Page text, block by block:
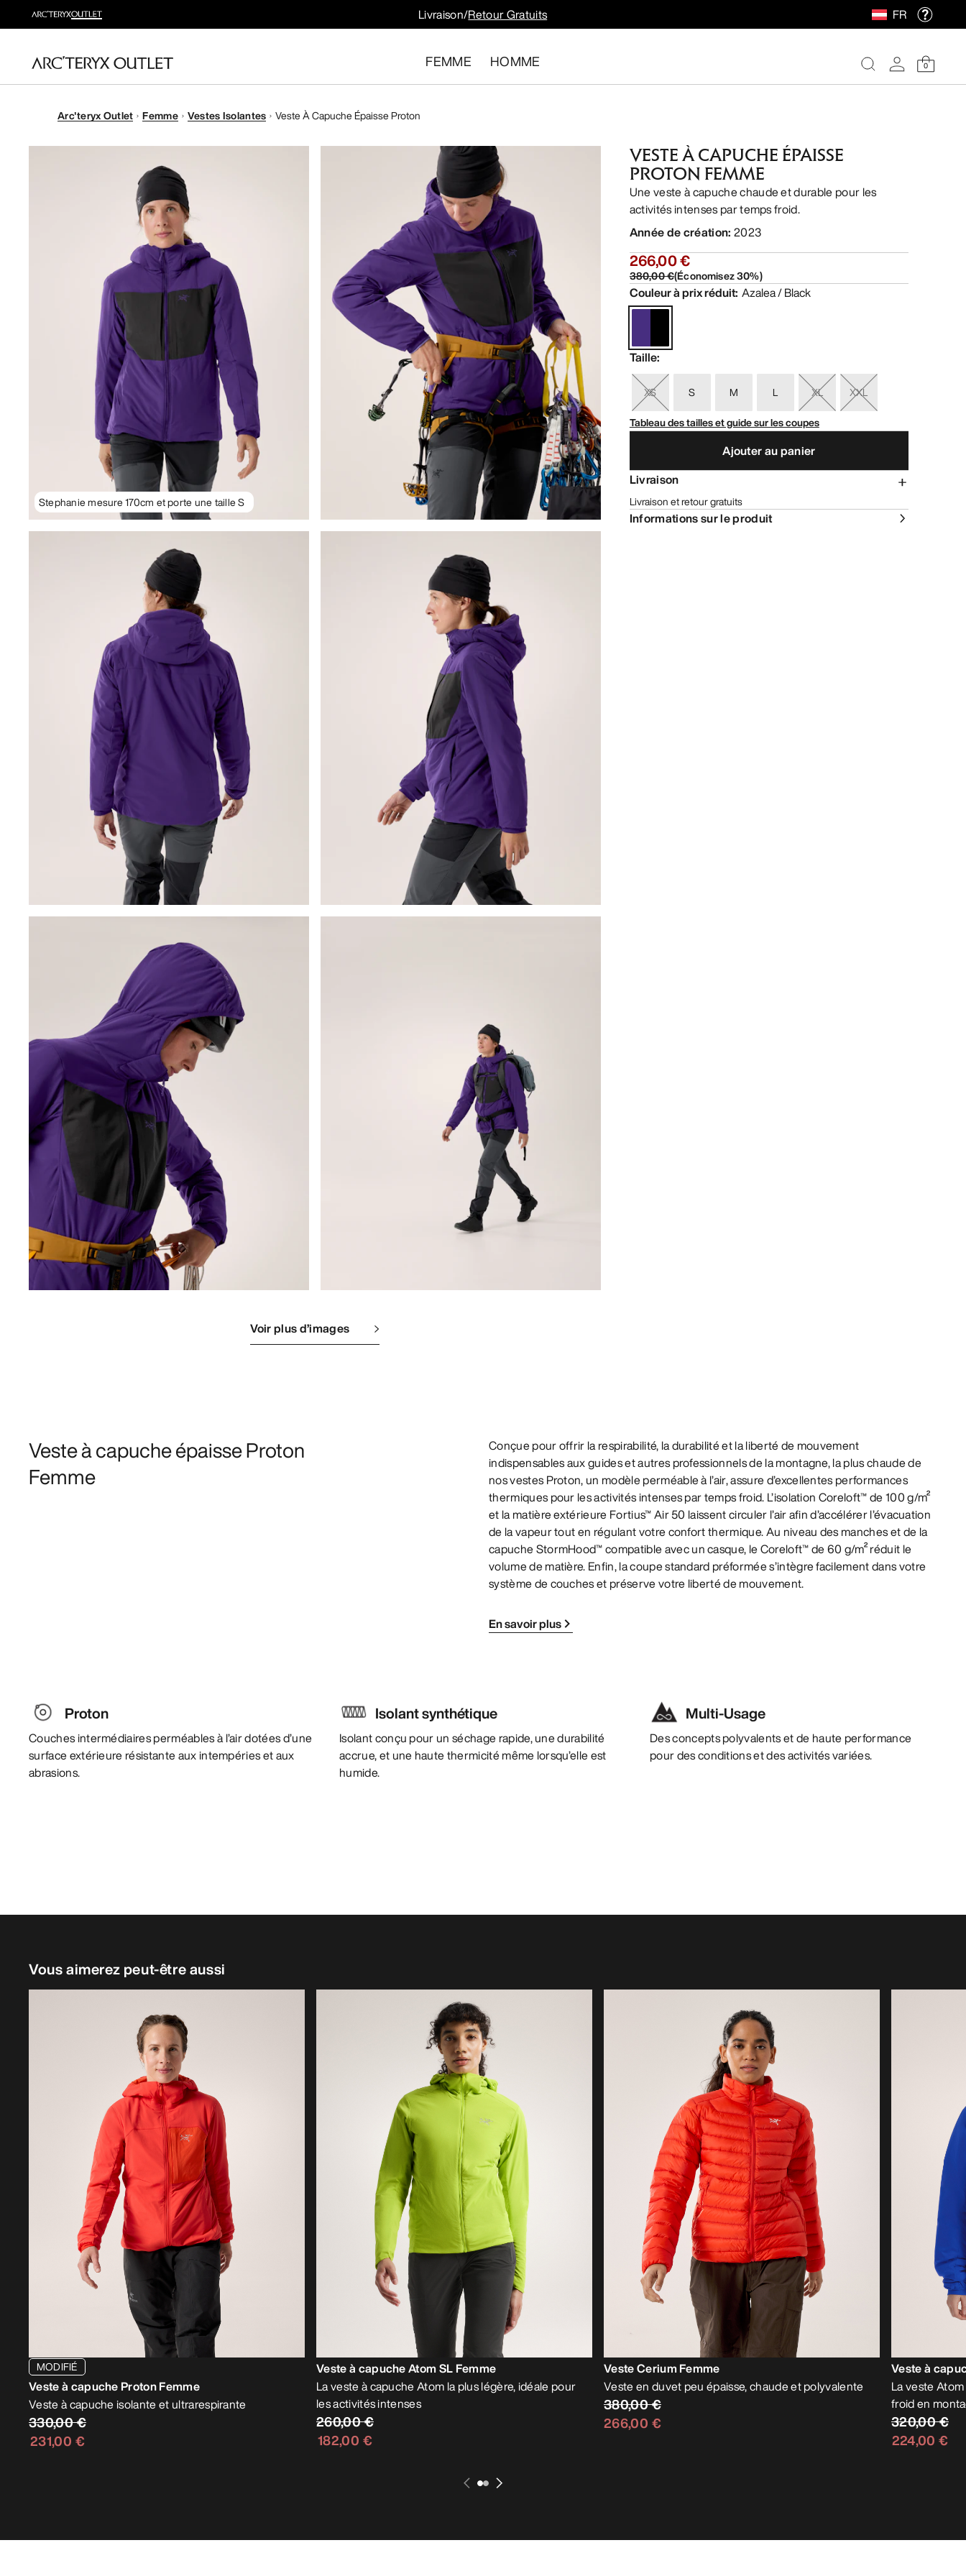
Livraison/Retour Gratuits FR
FEMME HOMME 0
Arc'teryx Outlet Femme Vestes Isolantes Veste À Capuche Épaisse Proton
Stephanie mesure 170cm et porte une taille S
Voir plus d’images
VESTE À CAPUCHE ÉPAISSE
PROTON FEMME
Une veste à capuche chaude et durable pour les
activités intenses par temps froid.
Année de création: 2023
266,00 €
380,00 €(Économisez30%)
Couleur à prix réduit: Azalea / Black
Taille:
XS S M L XL
XXL
Tableau des tailles et guide sur les coupes
Ajouter au panier
Livraison
Livraison et retour gratuits
Informations sur le produit
Veste à capuche épaisse Proton
Femme
Conçue pour offrir la respirabilité, la durabilité et la liberté de mouvement
indispensables aux guides et autres professionnels de la montagne, la plus chaude de
nos vestes Proton, un modèle perméable à l’air, assure d’excellentes performances
thermiques pour les activités intenses par temps froid. L’isolation Coreloft™ de 100 g/m²
et la matière extérieure Fortius™ Air 50 laissent circuler l’air afin d’accélérer l’évacuation
de la vapeur tout en régulant votre confort thermique. Au niveau des manches et de la
capuche StormHood™ compatible avec un casque, le Coreloft™ de 60 g/m² réduit le
volume de matière. Enfin, la coupe standard préformée s’intègre facilement dans votre
système de couches et préserve votre liberté de mouvement.
En savoir plus
Proton
Couches intermédiaires perméables à l’air dotées d’une
surface extérieure résistante aux intempéries et aux
abrasions.
Isolant synthétique
Isolant conçu pour un séchage rapide, une durabilité
accrue, et une haute thermicité même lorsqu’elle est
humide.
Multi-Usage
Des concepts polyvalents et de haute performance
pour des conditions et des activités variées.
Vous aimerez peut-être aussi
MODIFIÉ
Veste à capuche Proton Femme
Veste à capuche isolante et ultrarespirante
330,00 €
231,00 €
Veste à capuche Atom SL Femme
La veste à capuche Atom la plus légère, idéale pour
les activités intenses
260,00 €
182,00 €
Veste Cerium Femme
Veste en duvet peu épaisse, chaude et polyvalente
380,00 €
266,00 €
Veste à
La veste
froid en
320,00 €
224,00 €